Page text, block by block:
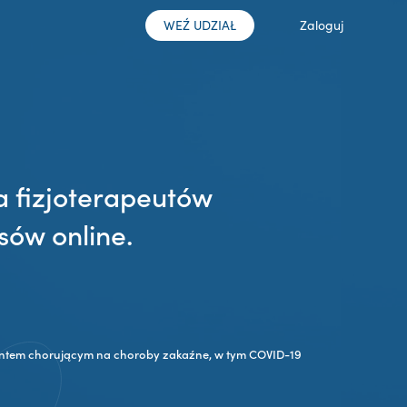
WEŹ UDZIAŁ Zaloguj
fizjoterapeutów
online.
chorującym na choroby zakaźne, w tym COVID-19